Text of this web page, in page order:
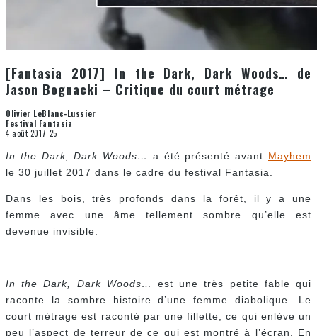
[Fantasia 2017] In the Dark, Dark Woods… de
Jason Bognacki – Critique du court métrage
Olivier LeBlanc-Lussier
Festival Fantasia
4 août 2017 25
In the Dark, Dark Woods… a été présenté avant Mayhem
le 30 juillet 2017 dans le cadre du festival Fantasia.
Dans les bois, très profonds dans la forêt, il y a une
femme avec une âme tellement sombre qu’elle est
devenue invisible.
In the Dark, Dark Woods…
est une très petite fable qui
raconte la sombre histoire d’une femme diabolique. Le
court métrage est raconté par une fillette, ce qui enlève un
peu l’aspect de terreur de ce qui est montré à l’écran. En